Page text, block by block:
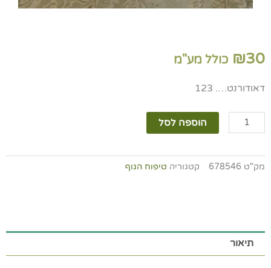
₪30 כולל מע"מ
דאודורנט…. 123
כמות
של
משחה
-
הוספה לסל
מק"ט 678546 קטגוריה טיפוח הגוף
תיאור